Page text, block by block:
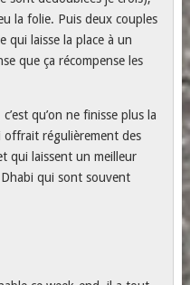
la folie. Puis deux couples
qui laisse la place à un
que ça récompense les
qu’on ne finisse plus la
offrait régulièrement des
qui laissent un meilleur
qui sont souvent